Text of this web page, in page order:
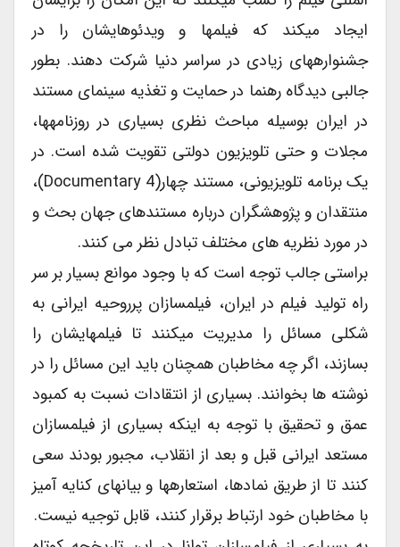
ایجاد می‏کند که فیلم‏ها و ویدئوهایشان را در
جشنواره‏های زیادی در سراسر دنیا شرکت دهند. بطور
جالبی دیدگاه رهنما در حمایت و تغذیه سینمای مستند
در ایران بوسیله مباحث نظری بسیاری در روزنامه‏ها،
مجلات و حتی تلویزیون دولتی تقویت شده است. در
یک برنامه تلویزیونی، مستند چهار(Documentary 4)،
منتقدان و پژوهشگران درباره مستند‏های جهان بحث و
در مورد نظریه های مختلف تبادل نظر می کنند.
براستی جالب توجه است که با وجود موانع بسیار بر سر
راه تولید فیلم در ایران، فیلم‏سازان پرروحیه ایرانی به
شکلی مسائل را مدیریت می‏کنند تا فیلم‏هایشان را
بسازند، اگر چه مخاطبان همچنان باید این مسائل را در
نوشته‏ ها بخوانند. بسیاری از انتقادات نسبت به کمبود
عمق و تحقیق با توجه به اینکه بسیاری از فیلم‏سازان
مستعد ایرانی قبل و بعد از انقلاب، مجبور بودند سعی
کنند تا از طریق نمادها، استعاره‏ها و بیان‏های کنایه‏ آمیز
با مخاطبان خود ارتباط برقرار کنند، قابل توجیه نیست.